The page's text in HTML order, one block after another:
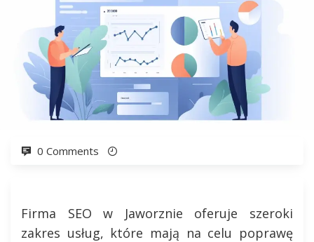
0 Comments
Firma SEO w Jaworznie oferuje szeroki
zakres usług, które mają na celu poprawę